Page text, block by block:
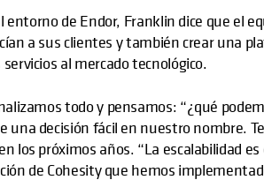
entorno de Endor, Franklin dice que el
a sus clientes y también crear una
al mercado tecnológico.
todo y pensamos: “¿qué
una decisión fácil en nuestro nombre.
los próximos años. “La escalabilidad
de Cohesity que hemos